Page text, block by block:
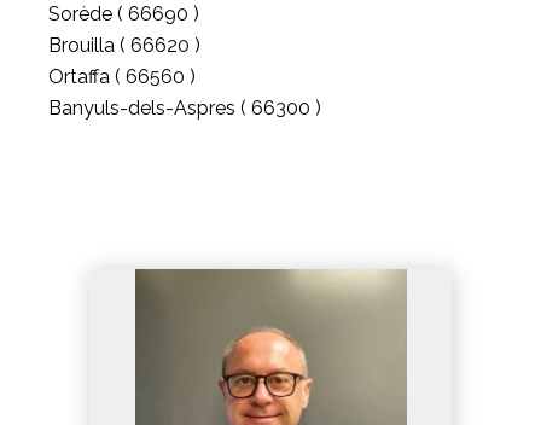
Sorède ( 66690 )
Brouilla ( 66620 )
Ortaffa ( 66560 )
Banyuls-dels-Aspres ( 66300 )